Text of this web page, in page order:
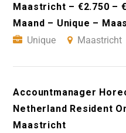
Maastricht – €2.750 –
Maand – Unique –
Unique
Maastricht
Accountmanager
Netherland Resident
Maastricht